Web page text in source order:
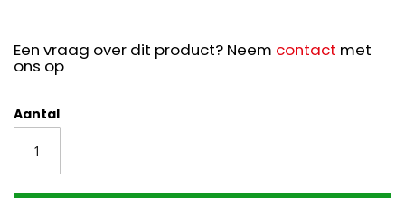
Een vraag over dit product? Neem contact met
ons op
Aantal